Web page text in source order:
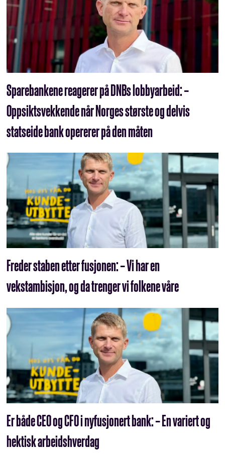
Sparebankene reagerer på DNBs lobbyarbeid: –
Oppsiktsvekkende når Norges største og delvis
statseide bank opererer på den måten
Freder staben etter fusjonen: – Vi har en
vekstambisjon, og da trenger vi folkene våre
Er både CEO og CFO i nyfusjonert bank: – En variert og
hektisk arbeidshverdag